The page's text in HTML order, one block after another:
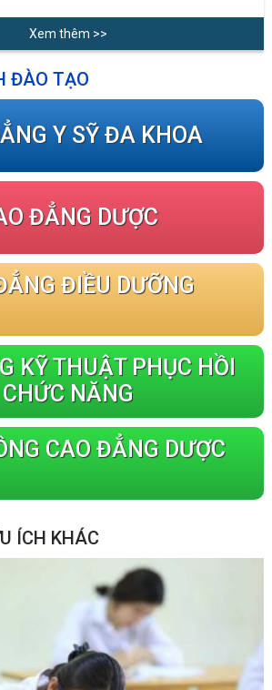
Xem thêm >>
ĐÀO TẠO
Y SỸ ĐA KHOA
ĐẲNG DƯỢC
ĐIỀU DƯỠNG
KỸ THUẬT PHỤC HỒI
CHỨC NĂNG
CAO ĐẲNG DƯỢC
ÍCH KHÁC